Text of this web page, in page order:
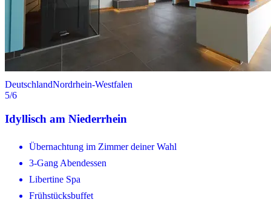
DeutschlandNordrhein-Westfalen
5/6
Idyllisch am Niederrhein
Übernachtung im Zimmer deiner Wahl
3-Gang Abendessen
Libertine Spa
Frühstücksbuffet